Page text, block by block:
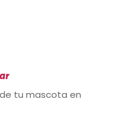
tu mascota en